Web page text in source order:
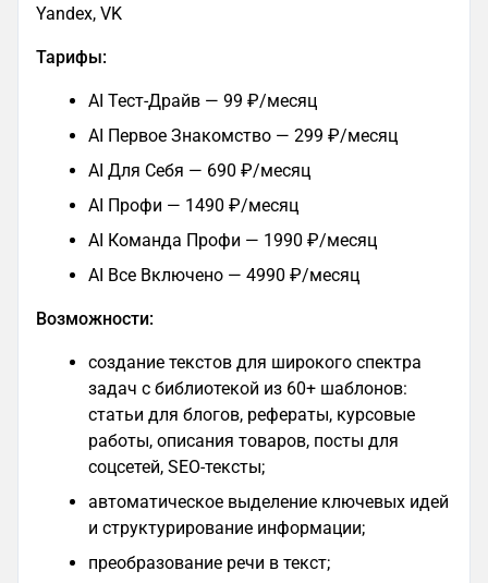
Yandex, VK
Тарифы:
AI Тест-Драйв — 99 ₽/месяц
AI Первое Знакомство — 299 ₽/месяц
AI Для Себя — 690 ₽/месяц
AI Профи — 1490 ₽/месяц
AI Команда Профи — 1990 ₽/месяц
AI Все Включено — 4990 ₽/месяц
Возможности:
создание текстов для широкого спектра
задач с библиотекой из 60+ шаблонов:
статьи для блогов, рефераты, курсовые
работы, описания товаров, посты для
соцсетей, SEO-тексты;
автоматическое выделение ключевых идей
и структурирование информации;
преобразование речи в текст;